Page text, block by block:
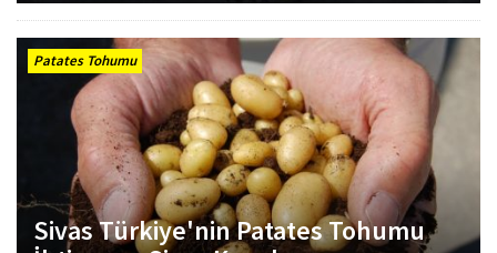
Patates Tohumu
Sivas Türkiye'nin Patates Tohumu